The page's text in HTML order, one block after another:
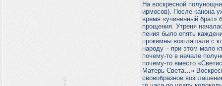
На воскресной
ирмосов). После канона
время «учиненный брат»
прощения. Утреня
пения было опять
прокимны возглашали с
народу – при этом мало
почему-то в начале
почему-то вместо
Матерь Света…»
своеобразное